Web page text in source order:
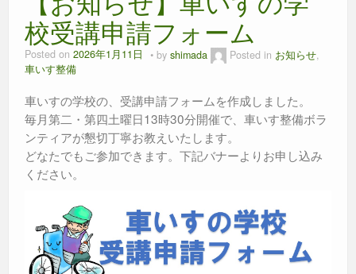
o
k
er p
校受講申請フォーム
Posted on 2026年1月11日 by shimada Posted in お知らせ,
車いす整備
車いすの学校の、受講申請フォームを作成しました。
毎月第二・第四土曜日13時30分開催で、車いす整備ボラ
ンティアが懇切丁寧お教えいたします。
どなたでもご参加できます。下記バナーよりお申し込み
ください。